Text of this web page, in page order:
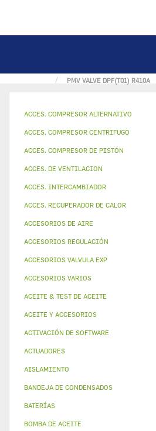
PMV VALVE DPF(T01) R410A
ACCES. COMPRESOR ALTERNATIVO
ACCES. COMPRESOR CENTRIFUGO
ACCES. COMPRESOR DE PISTÓN
ACCES. DE VENTILACION
ACCES. INTERCAMBIADOR
ACCES. RECUPERADOR DE CALOR
ACCESORIOS DE AIRE
ACCESORIOS REGULACIÓN
ACCESORIOS VALVULA EXP
ACCESORIOS VARIOS
ACEITE & TEST DE ACEITE
ACEITE Y ACCESORIOS
ACTIVACIÓN DE SOFTWARE
ACTUADORES
AISLAMIENTO
BANDEJA DE CONDENSADOS
BATERÍAS
BOMBA DE ACEITE